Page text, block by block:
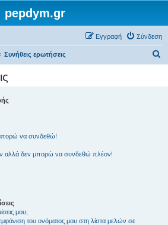
pepdym.gr
Σύνδεση
Εγγραφή
Συνήθεις ερωτήσεις
να συνδεθώ!
αλλά δεν μπορώ να συνδεθώ πλέον!
μου;
του ονόματος μου στη λίστα μελών σε